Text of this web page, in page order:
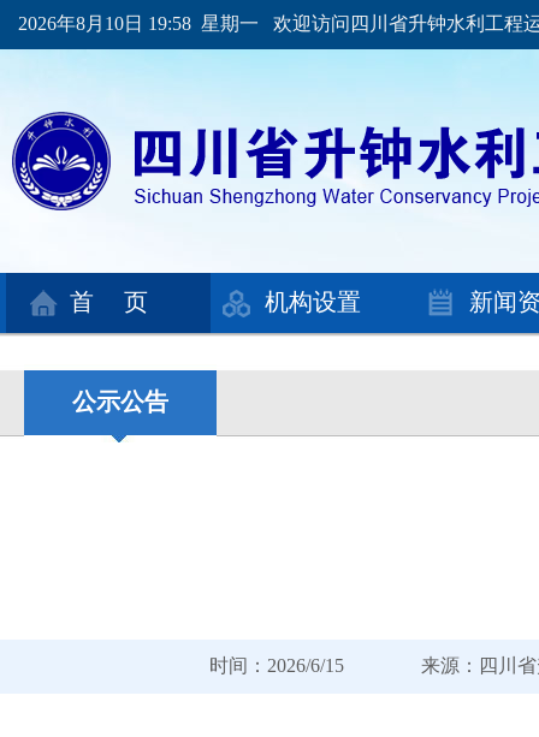
2026年8月10日 19:58 星期一 欢迎访问四川省升钟水利工程
首 页 机构设置 新闻
公示公告
时间：2026/6/15 来源：四